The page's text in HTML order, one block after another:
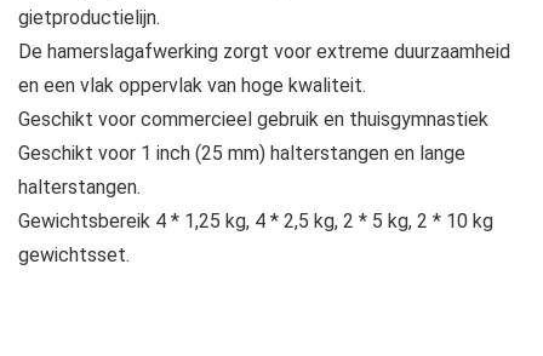
gietproductielijn.
De hamerslagafwerking zorgt voor extreme duurzaamheid
en een vlak oppervlak van hoge kwaliteit.
Geschikt voor commercieel gebruik en thuisgymnastiek
Geschikt voor 1 inch (25 mm) halterstangen en lange
halterstangen.
Gewichtsbereik 4 * 1,25 kg, 4 * 2,5 kg, 2 * 5 kg, 2 * 10 kg
gewichtsset.